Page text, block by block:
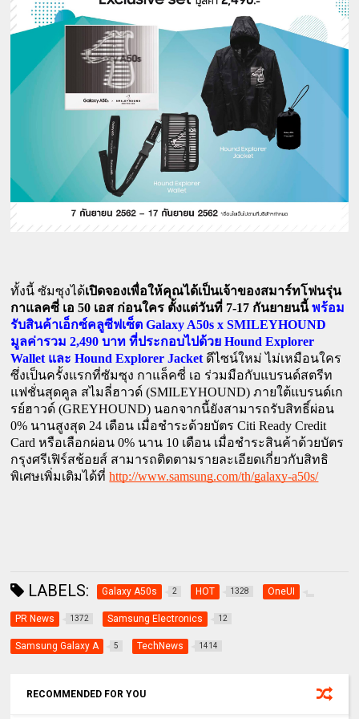
ทั้งนี้ ซัมซุงได้เปิดจองเพื่อให้คุณได้เป็นเจ้าของสมาร์ทโฟนรุ่น
กาแลคซี่ เอ 50 เอส ก่อนใคร ตั้งแต่วันที่ 7-17 กันยายนนี้ พร้อม
รับสินค้าเอ็กซ์คลูซีฟเซ็ต Galaxy A50s x SMILEYHOUND
มูลค่ารวม 2,490 บาท ที่ประกอบไปด้วย Hound Explorer
Wallet และ Hound Explorer Jacket ดีไซน์ใหม่ ไม่เหมือนใคร
ซึ่งเป็นครั้งแรกที่ซัมซุง กาแล็คซี่ เอ ร่วมมือกับแบรนด์สตรีท
แฟชั่นสุดคูล สไมลี่ฮาวด์ (SMILEYHOUND) ภายใต้แบรนด์เก
รย์ฮาวด์ (GREYHOUND)
0% นานสูงสุด 24 เดือน เมื่อชำระด้วยบัตร Citi Ready Credit
Card หรือเลือกผ่อน 0% นาน 10 เดือน เมื่อชำระสินค้าด้วยบัตร
กรุงศรีเฟิร์สช้อยส์ สามารถติดตามรายละเอียดเกี่ยวกับสิทธิ
พิเศษเพิ่มเติมได้ที่ http://www.samsung.com/th/galaxy-a50s/
LABELS: Galaxy A50s 2 HOT 1328 OneUI
PR News 1372 Samsung Electronics 12
Samsung Galaxy A 5 TechNews 1414
RECOMMENDED FOR YOU